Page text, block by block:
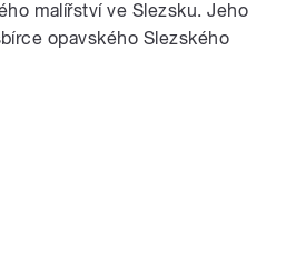
malířství ve Slezsku. Jeho
opavského Slezského